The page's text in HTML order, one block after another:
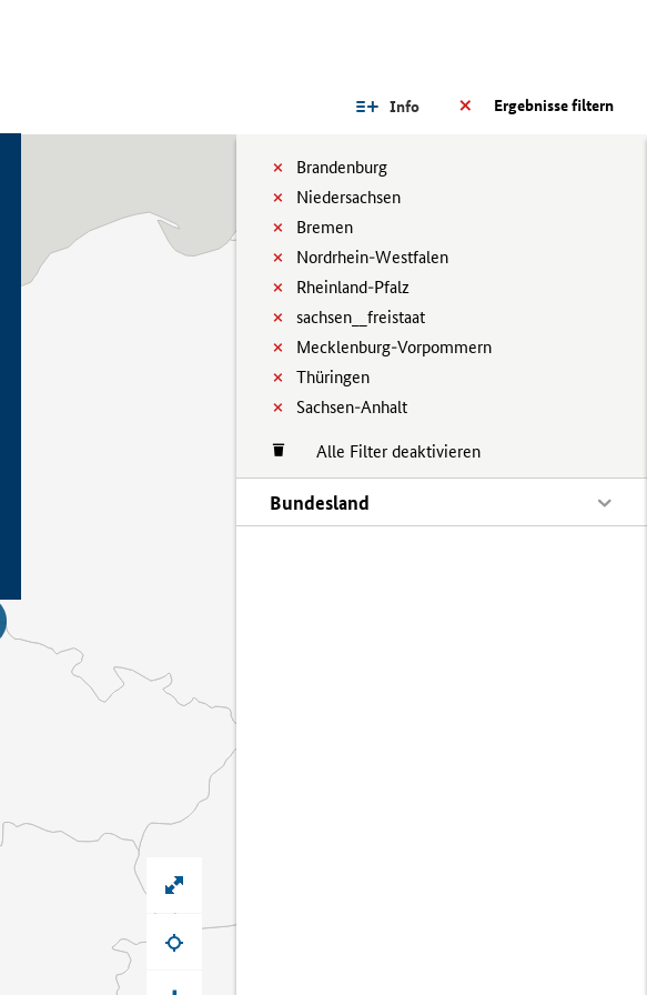
Ergebnisse filtern
Info
Brandenburg
Niedersachsen
Bremen
Nordrhein-Westfalen
Rheinland-Pfalz
sachsen__freistaat
Mecklenburg-Vorpommern
Thüringen
Sachsen-Anhalt
Alle Filter deaktivieren
Bundesland